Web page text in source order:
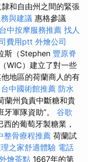
和自由州之間的緊張
與建議 惠格參議
台中按摩服務推薦 找人
費用ptt 外燴公司
斯（Stephen 豐原脊
WIC）建立了對一些
地區的荷蘭商人的有
台中國術館推薦 防水
蘭州負責中斷糖和貴
軍隊資助”。 谷歌
的葡萄牙製糖業，
整骨療程推薦 荷蘭試
之家舒適體驗 電話
燴茶點 1667年的第